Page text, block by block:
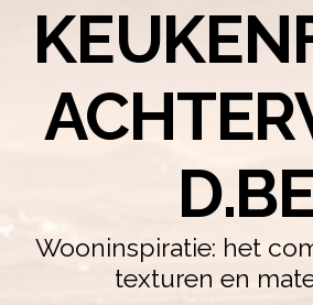
Wooninspiratie: het
texturen en